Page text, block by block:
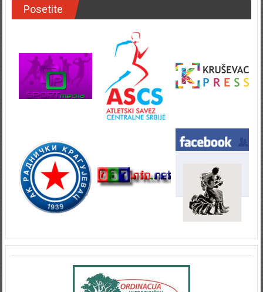
Posetite